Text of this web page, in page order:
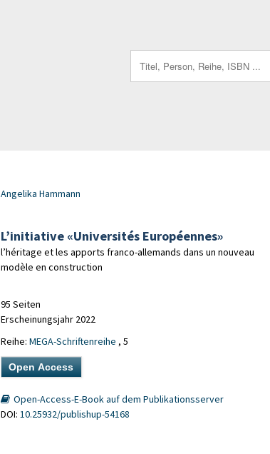
for:
Angelika Hammann
L’initiative «Universités Européennes»
l’héritage et les apports franco-allemands dans un nouveau
modèle en construction
95 Seiten
Erscheinungsjahr 2022
Reihe: MEGA-Schriftenreihe , 5
Open Access
Open-Access-E-Book auf dem Publikationsserver
DOI: 10.25932/publishup-54168